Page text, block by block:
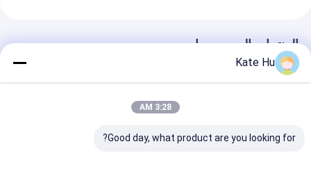
المنتجات الموصى بها
Kate Hu
3:28 AM
Good day, what product are you looking for?